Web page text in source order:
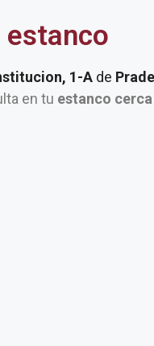
1-A de
en tu estanco cerca